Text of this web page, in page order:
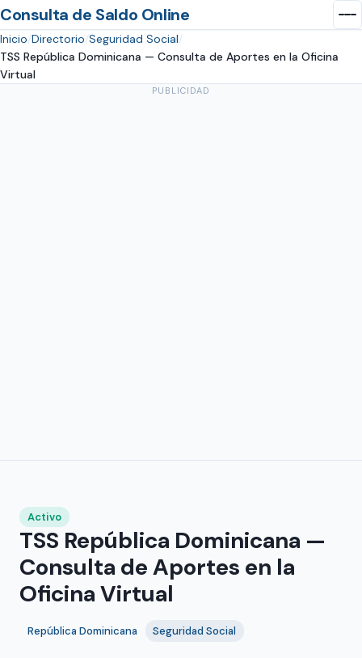
Consulta de Saldo Online
Inicio Directorio Seguridad Social
TSS República Dominicana — Consulta de Aportes en la Oficina
Virtual
PUBLICIDAD
Activo
TSS República Dominicana —
Consulta de Aportes en la
Oficina Virtual
República Dominicana Seguridad Social